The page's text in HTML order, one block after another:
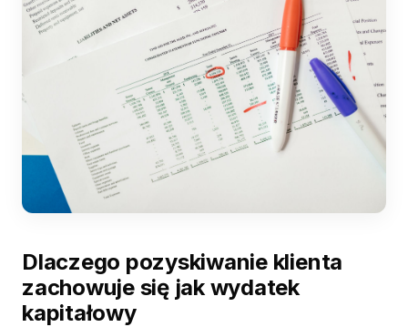
Dlaczego pozyskiwanie klienta
zachowuje się jak wydatek
kapitałowy